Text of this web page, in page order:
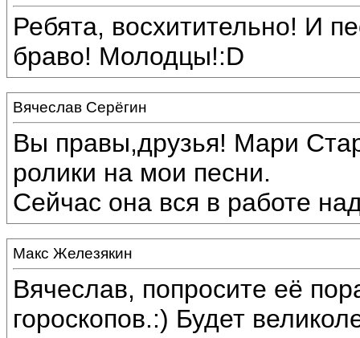
Ребята, восхитительно! И
браво! Молодцы!:D
Вячеслав Серёгин
Вы правы,друзья! Мари
ролики на мои песни.
Сейчас она вся в работе
Макс Железякин
Вячеслав, попросите её
гороскопов.:) Будет